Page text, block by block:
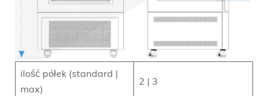
ilość półek (standard |
max)
2 | 3